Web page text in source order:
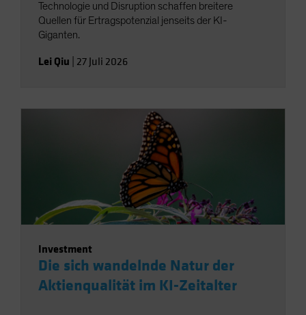
Technologie und Disruption schaffen breitere
Quellen für Ertragspotenzial jenseits der KI-
Giganten.
Lei Qiu 27 Juli 2026
Investment
Die sich wandelnde Natur der
Aktienqualität im KI-Zeitalter